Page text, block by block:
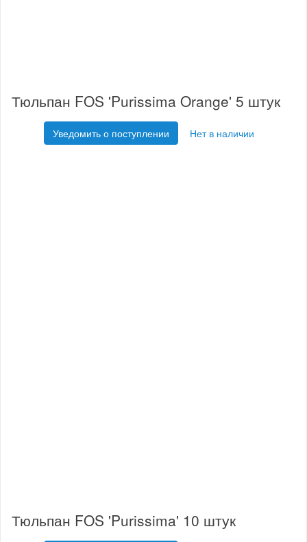
Тюльпан FOS 'Purissima Orange' 5 штук
Уведомить о поступлении Нет в наличии
Тюльпан FOS 'Purissima' 10 штук